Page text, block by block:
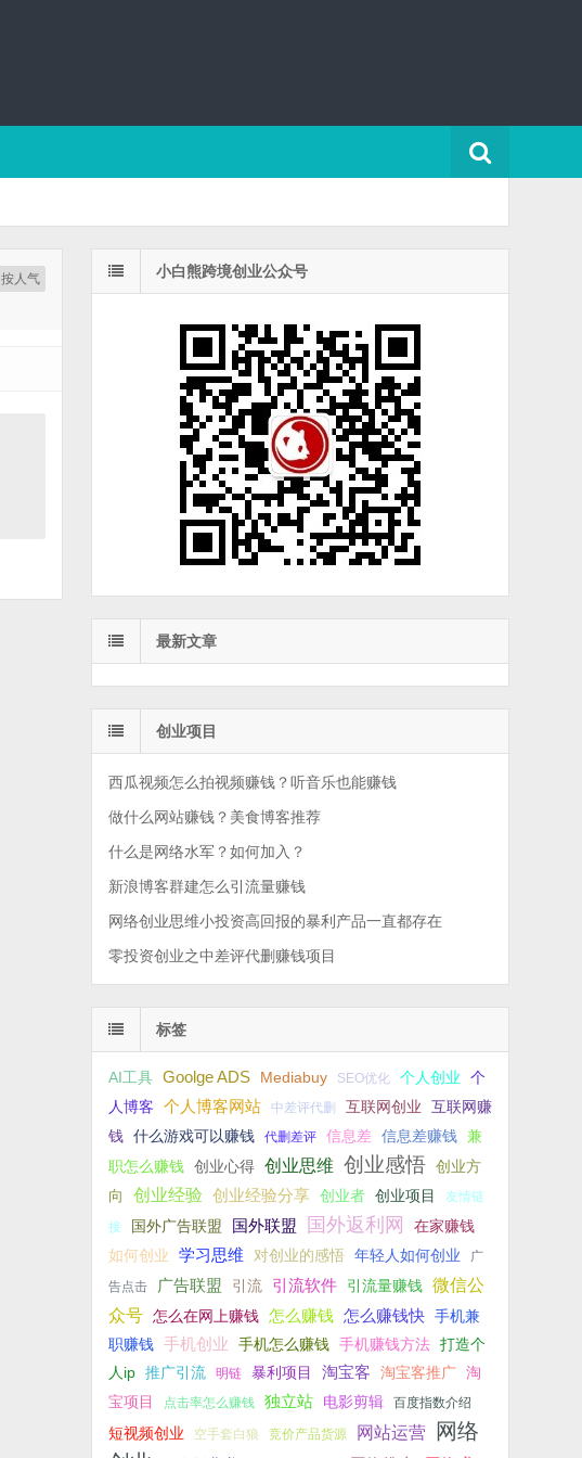
按人气 小白熊跨境创业公众号
最新文章
创业项目
西瓜视频怎么拍视频赚钱？听音乐也能赚钱
做什么网站赚钱？美食博客推荐
什么是网络水军？如何加入？
新浪博客群建怎么引流量赚钱
网络创业思维小投资高回报的暴利产品一直都存在
零投资创业之中差评代删赚钱项目
标签
AI工具 Goolge ADS Mediabuy SEO优化 个人创业
个
人博客
个人博客网站 中差评代删 互联网创业
互联网赚
钱 什么游戏可以赚钱 代删差评 信息差 信息差赚钱 兼
职怎么赚钱 创业心得 创业思维 创业感悟 创业方
向
创业经验 创业经验分享 创业者 创业项目
友情链
接
国外广告联盟 国外联盟 国外返利网
在家赚钱
如何创业
学习思维 对创业的感悟 年轻人如何创业
广
告点击
广告联盟 引流 引流软件 引流量赚钱 微信公
众号 怎么在网上赚钱 怎么赚钱 怎么赚钱快 手机兼
职赚钱 手机创业 手机怎么赚钱 手机赚钱方法 打造个
人ip 推广引流 明链 暴利项目 淘宝客 淘宝客推广 淘
宝项目
点击率怎么赚钱 独立站 电影剪辑 百度指数介绍
短视频创业 空手套白狼 竞价产品货源 网站运营
网络